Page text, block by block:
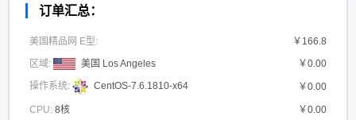
订单汇总：
美国精品网 E型:
￥166.8
区域:
美国 Los Angeles ￥0.00
操作系统: CentOS-7.6.1810-x64 ￥0.00
CPU: 8核
￥0.00